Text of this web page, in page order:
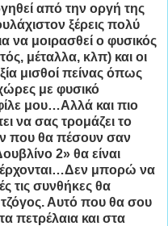
από την οργή της
ξέρεις πολύ
να μοιρασθεί ο φυσικός
μέταλλα, κλπ) και οι
μισθοί πείνας όπως
με φυσικό
μου…Αλλά και πιο
να σας τρομάζει το
που θα πέσουν σαν
2» θα είναι
μπορώ να
τις συνθήκες θα
Αυτό που θα σου
πετρέλαια και στα